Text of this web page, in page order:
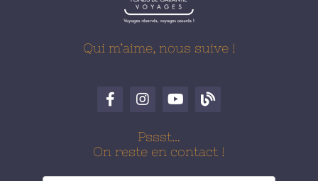
Qui m’aime, nous suive !
Pssst…
On reste en contact !